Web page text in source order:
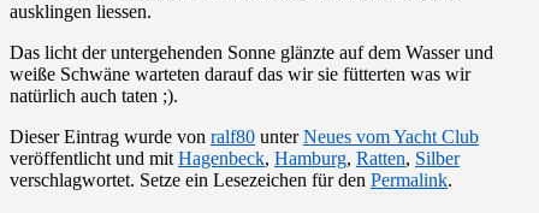
ausklingen liessen.
Das licht der untergehenden Sonne glänzte auf dem Wasser und
weiße Schwäne warteten darauf das wir sie fütterten was wir
natürlich auch taten ;).
Dieser Eintrag wurde von ralf80 unterNeues vom Yacht Club
veröffentlicht und mit Hagenbeck, Hamburg, Ratten, Silber
verschlagwortet. Setze ein Lesezeichen für den Permalink.